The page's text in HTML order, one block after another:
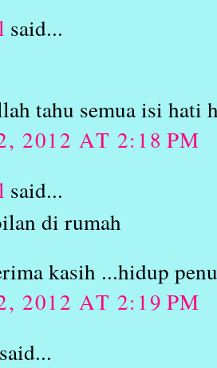
said...
tahu semua isi hati
2012 AT 2:18 PM
said...
di rumah
kasih ...hidup
2012 AT 2:19 PM
said...